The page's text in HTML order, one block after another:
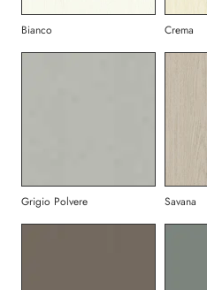
Bianco Crema
Grigio Polvere Savana